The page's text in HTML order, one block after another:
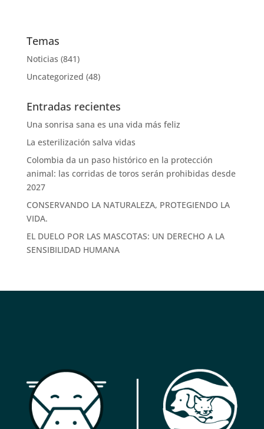
Temas
Noticias (841)
Uncategorized (48)
Entradas recientes
Una sonrisa sana es una vida más feliz
La esterilización salva vidas
Colombia da un paso histórico en la protección
animal: las corridas de toros serán prohibidas desde
2027
CONSERVANDO LA NATURALEZA, PROTEGIENDO LA
VIDA.
EL DUELO POR LAS MASCOTAS: UN DERECHO A LA
SENSIBILIDAD HUMANA